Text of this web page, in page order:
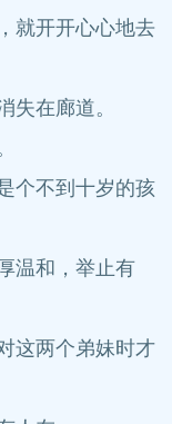
就开开心心地去
失在廊道。
个不到十岁的孩
温和，举止有
这两个弟妹时才